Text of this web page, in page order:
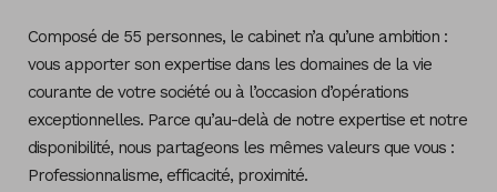
Composé de 55 personnes, le cabinet n’a qu’une ambition :
vous apporter son expertise dans les domaines de la vie
courante de votre société ou à l’occasion d’opérations
exceptionnelles. Parce qu’au-delà de notre expertise et notre
disponibilité, nous partageons les mêmes valeurs que vous :
Professionnalisme, efficacité, proximité.